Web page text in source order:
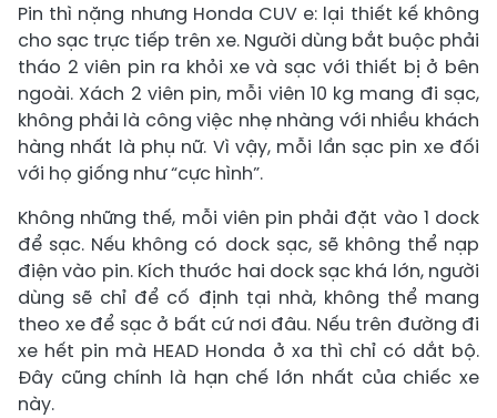
Pin thì nặng nhưng Honda CUV e: lại thiết kế không
cho sạc trực tiếp trên xe. Người dùng bắt buộc phải
tháo 2 viên pin ra khỏi xe và sạc với thiết bị ở bên
ngoài. Xách 2 viên pin, mỗi viên 10 kg mang đi sạc,
không phải là công việc nhẹ nhàng với nhiều khách
hàng nhất là phụ nữ. Vì vậy, mỗi lần sạc pin xe đối
với họ giống như “cực hình”.
Không những thế, mỗi viên pin phải đặt vào 1 dock
để sạc. Nếu không có dock sạc, sẽ không thể nạp
điện vào pin. Kích thước hai dock sạc khá lớn, người
dùng sẽ chỉ để cố định tại nhà, không thể mang
theo xe để sạc ở bất cứ nơi đâu. Nếu trên đường đi
xe hết pin mà HEAD Honda ở xa thì chỉ có dắt bộ.
Đây cũng chính là hạn chế lớn nhất của chiếc xe
này.